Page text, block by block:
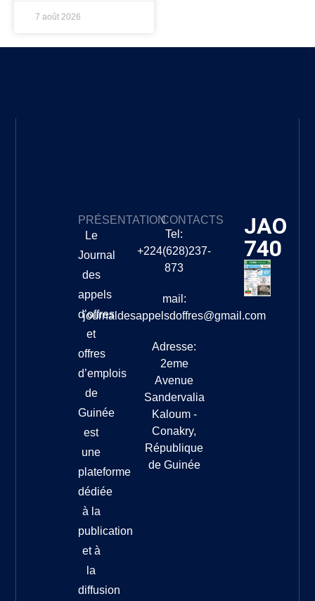
7 août 2026
PRÉSENTATION
Le
Journal
des
appels
d’offres
et
offres
d’emplois
de
Guinée
est
une
plateforme
dédiée
à la
publication
et à
la
diffusion
CONTACTS
Tel:
+224(628)237-
873
mail:
journaldesappelsdoffres@gmail.com
Adresse:
2eme
Avenue
Sandervalia
Kaloum -
Conakry,
République
de Guinée
JAO
740